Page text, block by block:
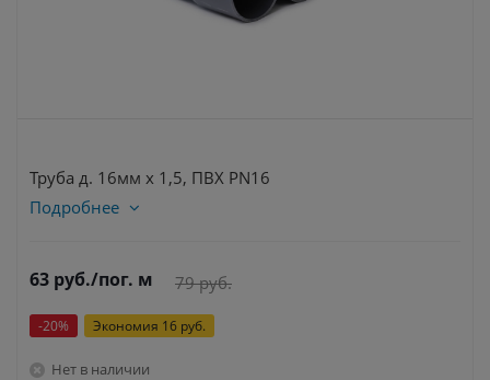
Труба д. 16мм х 1,5, ПВХ PN16
Подробнее
63 руб./пог. м 79руб.
-20% Экономия 16 руб.
Нет в наличии